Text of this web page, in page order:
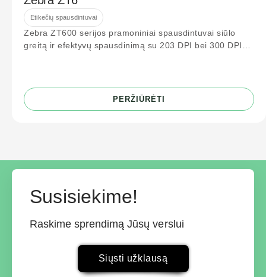
Etikečių spausdintuvai
Zebra ZT600 serijos pramoniniai spausdintuvai siūlo
greitą ir efektyvų spausdinimą su 203 DPI bei 300 DPI
PERŽIŪRĖTI
Susisiekime!
Raskime sprendimą Jūsų verslui
Siųsti užklausą